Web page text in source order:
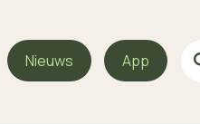
Nieuws App